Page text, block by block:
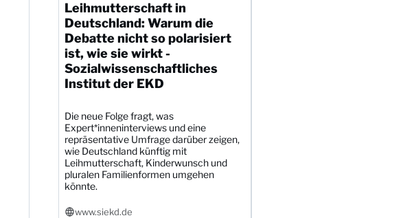
Leihmutterschaft in
Deutschland: Warum die
Debatte nicht so polarisiert
ist, wie sie wirkt -
Sozialwissenschaftliches
Institut der EKD
Die neue Folge fragt, was
Expert*inneninterviews und eine
repräsentative Umfrage darüber zeigen,
wie Deutschland künftig mit
Leihmutterschaft, Kinderwunsch und
pluralen Familienformen umgehen
könnte.
www.siekd.de